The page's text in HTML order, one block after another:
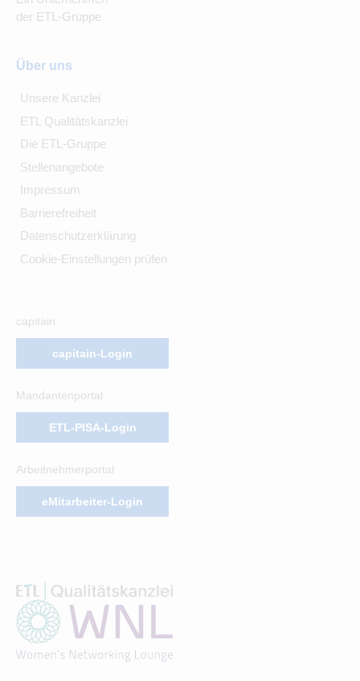
der ETL-Gruppe
Über uns
Unsere Kanzlei
ETL Qualitätskanzlei
Die ETL-Gruppe
Stellenangebote
Impressum
Barrierefreiheit
Datenschutzerklärung
Cookie-Einstellungen prüfen
capitain
capitain-Login
Mandantenportal
ETL-PISA-Login
Arbeitnehmerportal
eMitarbeiter-Login